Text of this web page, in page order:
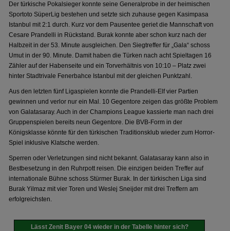
Der türkische Pokalsieger konnte seine Generalprobe in der heimischen
Sportoto SüperLig bestehen und setzte sich zuhause gegen Kasimpasa
Istanbul mit 2:1 durch. Kurz vor dem Pausentee geriet die Mannschaft von
Cesare Prandelli in Rückstand. Burak konnte aber schon kurz nach der
Halbzeit in der 53. Minute ausgleichen. Den Siegtreffer für „Gala“ schoss
Umut in der 90. Minute. Damit haben die Türken nach acht Spieltagen 16
Zähler auf der Habenseite und ein Torverhältnis von 10:10 – Platz zwei
hinter Stadtrivale Fenerbahce Istanbul mit der gleichen Punktzahl.
Aus den letzten fünf Ligaspielen konnte die Prandelli-Elf vier Partien
gewinnen und verlor nur ein Mal. 10 Gegentore zeigen das größte Problem
von Galatasaray. Auch in der Champions League kassierte man nach drei
Gruppenspielen bereits neun Gegentore. Die BVB-Form in der
Königsklasse könnte für den türkischen Traditionsklub wieder zum Horror-
Spiel inklusive Klatsche werden.
Sperren oder Verletzungen sind nicht bekannt. Galatasaray kann also in
Bestbesetzung in den Ruhrpott reisen. Die einzigen beiden Treffer auf
internationale Bühne schoss Stürmer Burak. In der türkischen Liga sind
Burak Yilmaz mit vier Toren und Weslej Sneijder mit drei Treffern am
erfolgreichsten.
Lässt Zenit Bayer 04 wieder in der Tabelle hinter sich?